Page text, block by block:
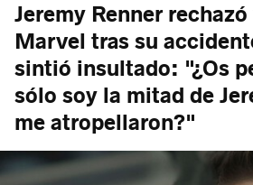
Jeremy Renner
Marvel tras su
sintió insultado: "¿Os
sólo soy la mitad de
me atropellaron?"